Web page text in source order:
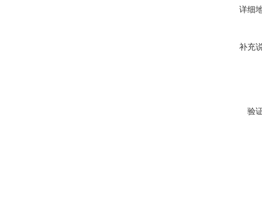
详细
补充
验